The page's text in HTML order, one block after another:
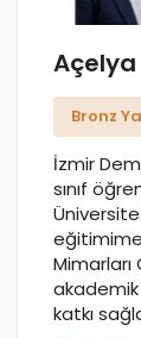
Açelya
Bronz
İzmir
sınıf
katkı